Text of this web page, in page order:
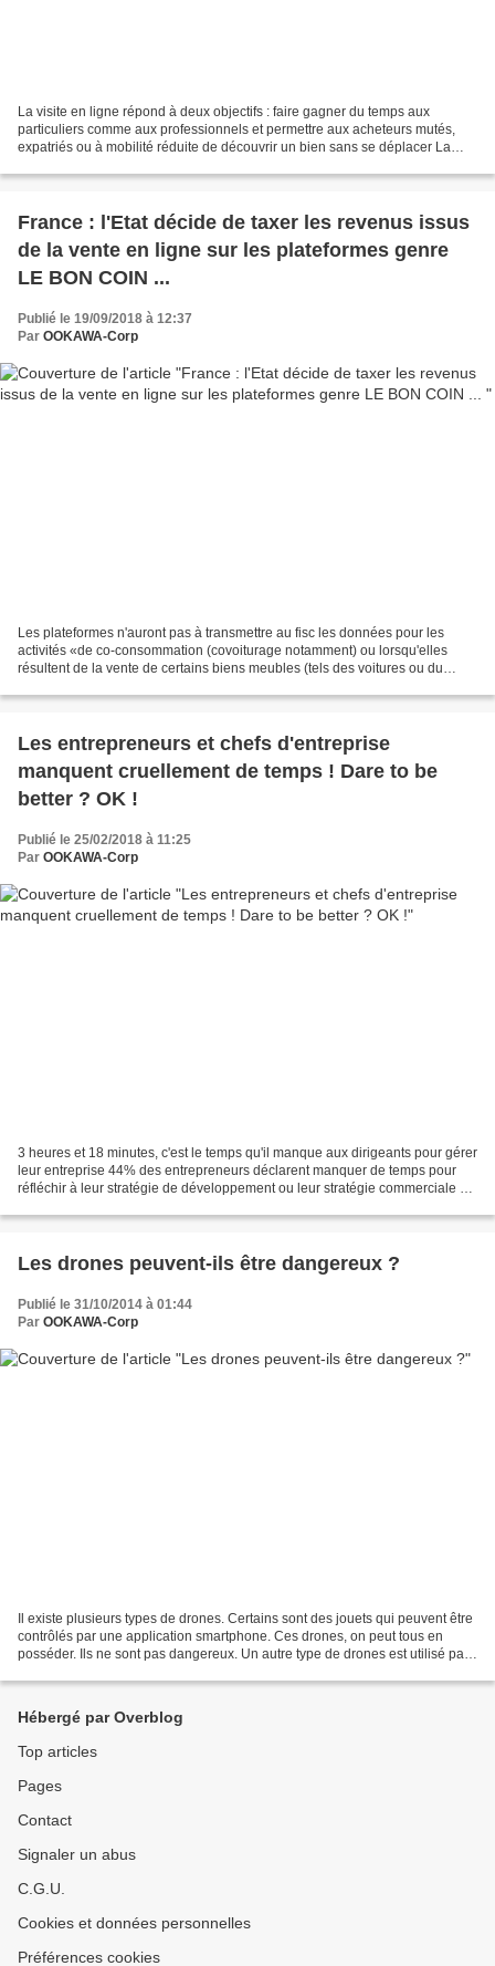
La visite en ligne répond à deux objectifs : faire gagner du temps aux
particuliers comme aux professionnels et permettre aux acheteurs mutés,
expatriés ou à mobilité réduite de découvrir un bien sans se déplacer La
France : l'Etat décide de taxer les revenus issus
de la vente en ligne sur les plateformes genre
LE BON COIN ...
Publié le 19/09/2018 à 12:37
Par OOKAWA-Corp
Les plateformes n'auront pas à transmettre au fisc les données pour les
activités «de co-consommation (covoiturage notamment) ou lorsqu'elles
résultent de la vente de certains biens meubles (tels des voitures ou du
Les entrepreneurs et chefs d'entreprise
manquent cruellement de temps ! Dare to be
better ? OK !
Publié le 25/02/2018 à 11:25
Par OOKAWA-Corp
3 heures et 18 minutes, c'est le temps qu'il manque aux dirigeants pour gérer
leur entreprise 44% des entrepreneurs déclarent manquer de temps pour
réfléchir à leur stratégie de développement ou leur stratégie commerciale et
Les drones peuvent-ils être dangereux ?
Publié le 31/10/2014 à 01:44
Par OOKAWA-Corp
Il existe plusieurs types de drones. Certains sont des jouets qui peuvent être
contrôlés par une application smartphone. Ces drones, on peut tous en
posséder. Ils ne sont pas dangereux. Un autre type de drones est utilisé par
Hébergé par Overblog
Top articles
Pages
Contact
Signaler un abus
C.G.U.
Cookies et données personnelles
Préférences cookies